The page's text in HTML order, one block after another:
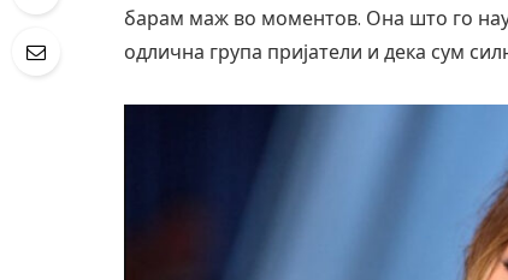
барам маж во моментов. Она што го
одлична група пријатели и дека сум